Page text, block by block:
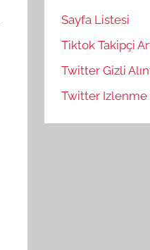
Sayfa Listesi
Tiktok Takipçi
Twitter Gizli
Twitter